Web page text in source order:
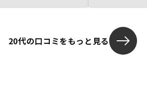
20代の口コミをもっと見る